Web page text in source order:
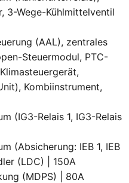
3-Wege-Kühlmittelventil
(AAL), zentrales
Steuermodul, PTC-
Kombiinstrument,
(IG3-Relais 1, IG3-Relais
(Absicherung: IEB 1, IEB
(LDC) | 150A
(MDPS) | 80A